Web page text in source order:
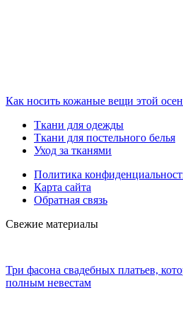
Как носить кожаные вещи этой
Ткани для одежды
Ткани для постельного белья
Уход за тканями
Политика
Карта сайта
Обратная связь
Свежие материалы
Три фасона свадебных платьев,
полным невестам